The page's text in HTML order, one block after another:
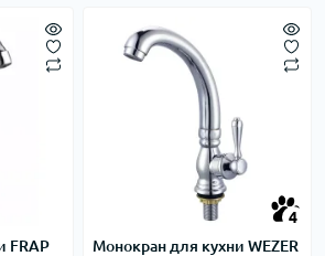
FRAP
4
Монокран для кухни WEZER